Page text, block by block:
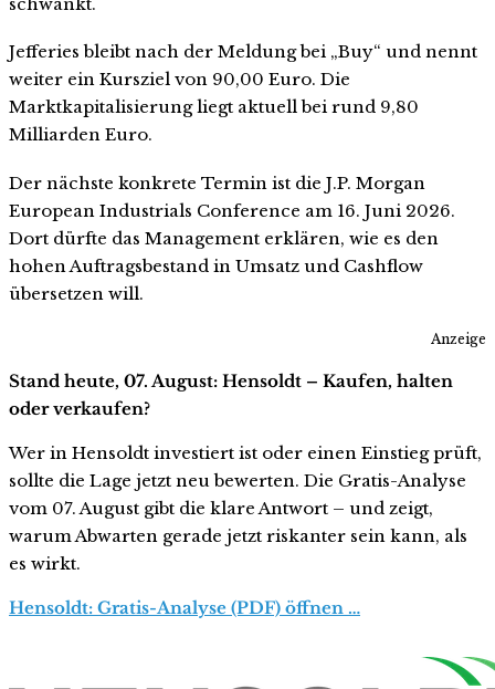
Jefferies bleibt nach der Meldung bei „Buy“ und nennt
weiter ein Kursziel von 90,00 Euro. Die
Marktkapitalisierung liegt aktuell bei rund 9,80
Milliarden Euro.
Der nächste konkrete Termin ist die J.P. Morgan
European Industrials Conference am 16. Juni 2026.
Dort dürfte das Management erklären, wie es den
hohen Auftragsbestand in Umsatz und Cashflow
übersetzen will.
Anzeige
Stand heute, 07. August: Hensoldt – Kaufen, halten
oder verkaufen?
Wer in Hensoldt investiert ist oder einen Einstieg prüft,
sollte die Lage jetzt neu bewerten. Die Gratis-Analyse
vom 07. August gibt die klare Antwort – und zeigt,
warum Abwarten gerade jetzt riskanter sein kann, als
es wirkt.
Hensoldt: Gratis-Analyse (PDF) öffnen …